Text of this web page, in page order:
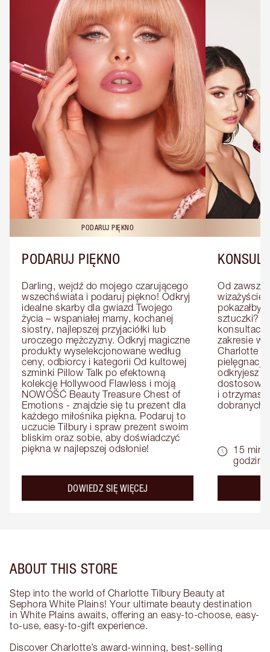
PODARUJ PIĘKNO
PODARUJ PIĘKNO
Darling, wejdź do mojego czarującego
wszechświata i podaruj piękno! Odkryj
idealne skarby dla gwiazd Twojego
życia – wspaniałej mamy, kochanej
siostry, najlepszej przyjaciółki lub
uroczego mężczyzny. Odkryj magiczne
produkty wyselekcjonowane według
ceny, odbiorcy i kategorii Od kultowej
szminki Pillow Talk po efektowną
kolekcję Hollywood Flawless i moją
NOWOŚĆ Beauty Treasure Chest of
Emotions - znajdzie się tu prezent dla
każdego miłośnika piękna. Podaruj to
uczucie Tilbury i spraw prezent swoim
bliskim oraz sobie, aby doświadczyć
piękna w najlepszej odsłonie!
DOWIEDZ SIĘ WIĘCEJ
Od zawsze
wizażyście
pokazałby
sztuczki?
zakresie
Charlotte
pielęgnacji
odkryjesz
i otrzymasz
dobranych
15
godziny
ABOUT THIS STORE
Step into the world of Charlotte Tilbury Beauty at
Sephora White Plains! Your ultimate beauty destination
in White Plains awaits, offering an easy-to-choose, easy-
to-use, easy-to-gift experience.
Discover Charlotte’s award-winning, best-selling